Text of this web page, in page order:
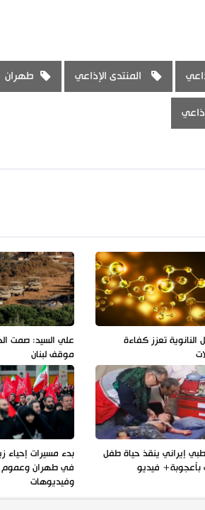
المنتدى الإذاعي طهران
النانوية تعزز كفاءة
علي السيد: صمت
موقف لبنان
إيراني ينقذ حياة طفل
بأعجوبة+ فيديو
بدء مسيرات إحياء
في طهران وعموم
وفيديوهات